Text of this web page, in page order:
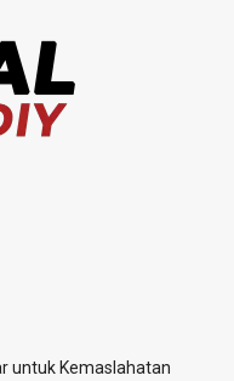
untuk Kemaslahatan